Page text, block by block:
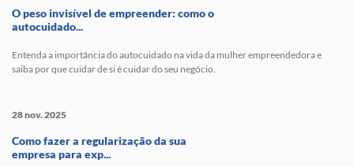
O peso invisível de empreender: como o
autocuidado...
Entenda a importância do autocuidado na vida da mulher empreendedora e
saiba por que cuidar de si é cuidar do seu negócio.
28 nov. 2025
Como fazer a regularização da sua
empresa para exp...